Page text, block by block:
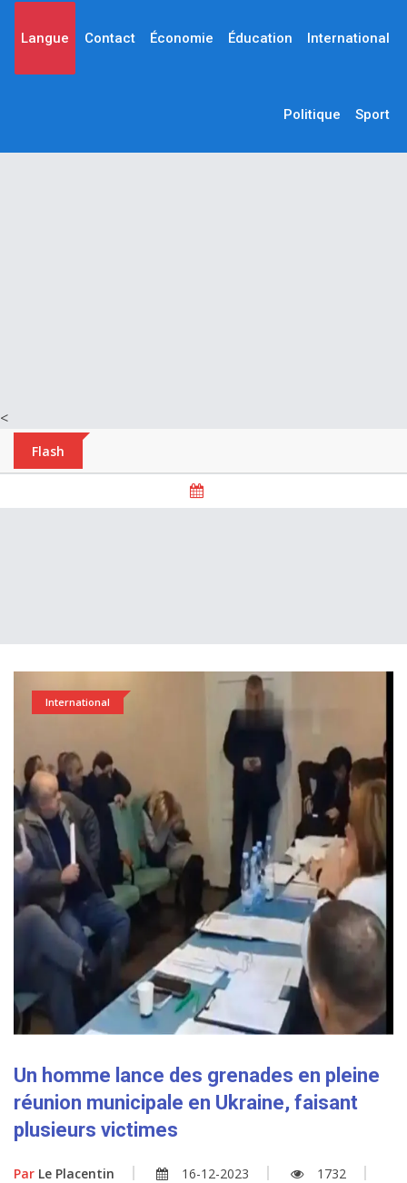
<
Langue Contact Économie Éducation International
Politique Sport
Flash
International
Un homme lance des grenades en pleine
réunion municipale en Ukraine, faisant
plusieurs victimes
Par Le Placentin 16-12-2023
1732